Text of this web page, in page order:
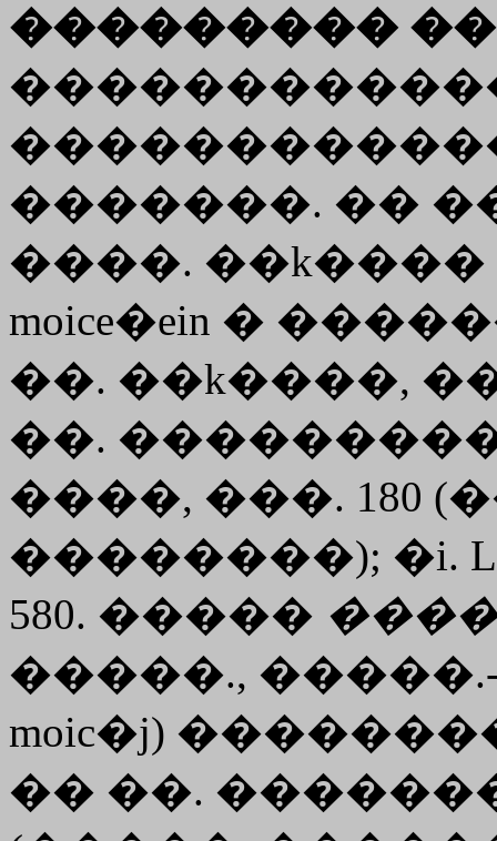
���������
�������. ��
����. ��k����
moice�ein �
��. ��k����,
��.
����, ���. 180
��������); �i. L�
580. ����� ����
�����.,
moic�j)
�� ��.